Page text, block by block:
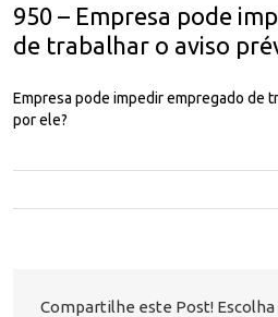
950 – Empresa pode
de trabalhar o aviso
Empresa pode impedir empregado de
por ele?
Compartilhe este Post! Escolha